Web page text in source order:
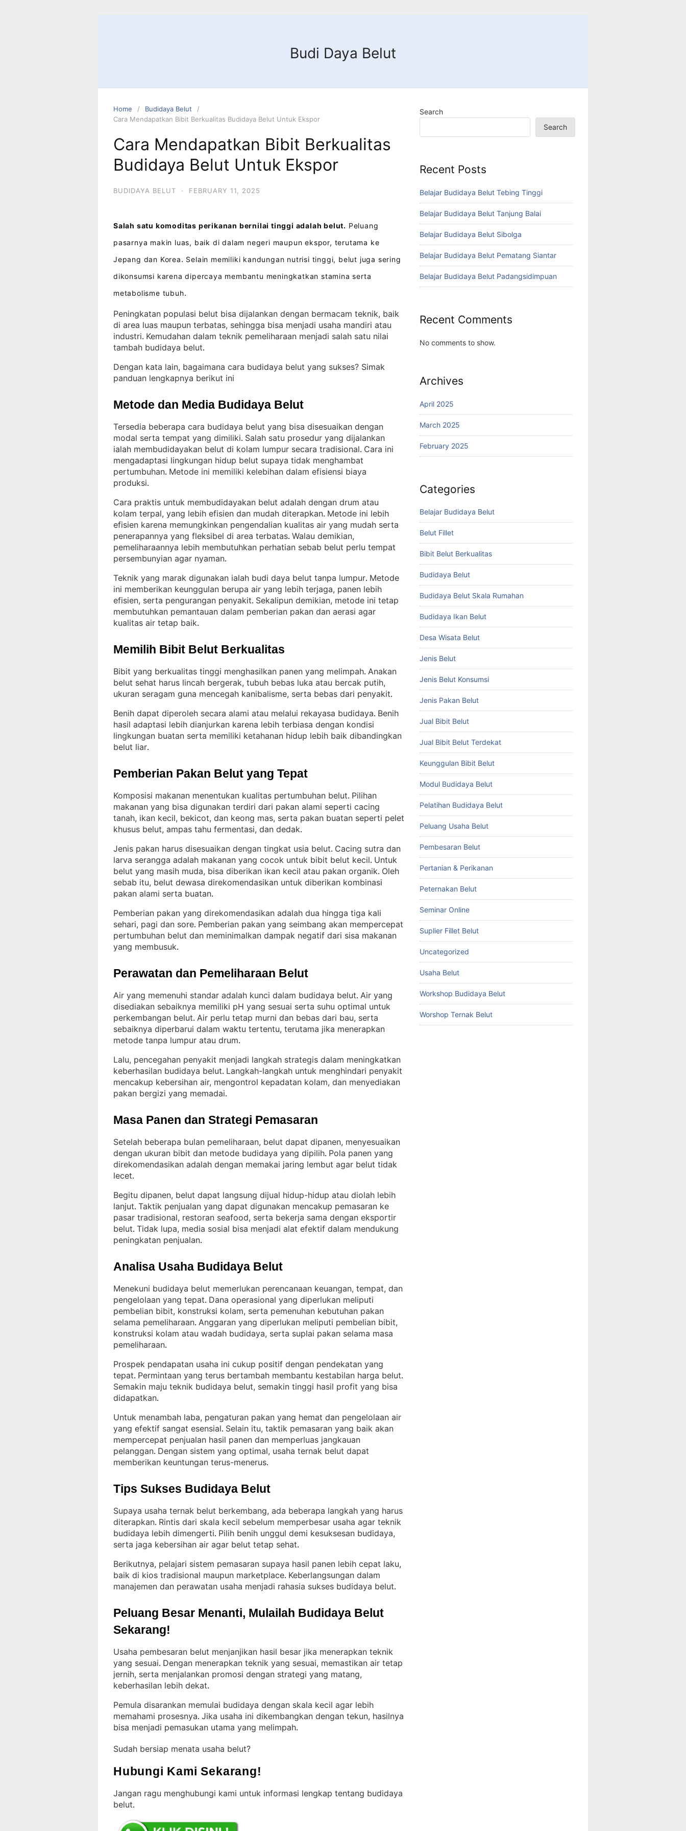
Budi Daya Belut
Home
Budidaya Belut
Cara Mendapatkan Bibit Berkualitas Budidaya Belut Untuk Ekspor
Cara Mendapatkan Bibit Berkualitas
Budidaya Belut Untuk Ekspor
BUDIDAYA BELUT · FEBRUARY 11, 2025
Salah satu komoditas perikanan bernilai tinggi adalah belut. Peluang
pasarnya makin luas, baik di dalam negeri maupun ekspor, terutama ke
Jepang dan Korea. Selain memiliki kandungan nutrisi tinggi, belut juga sering
dikonsumsi karena dipercaya membantu meningkatkan stamina serta
metabolisme tubuh.
Peningkatan populasi belut bisa dijalankan dengan bermacam teknik, baik
di area luas maupun terbatas, sehingga bisa menjadi usaha mandiri atau
industri. Kemudahan dalam teknik pemeliharaan menjadi salah satu nilai
tambah budidaya belut.
Dengan kata lain, bagaimana cara budidaya belut yang sukses? Simak
panduan lengkapnya berikut ini
Metode dan Media Budidaya Belut
Tersedia beberapa cara budidaya belut yang bisa disesuaikan dengan
modal serta tempat yang dimiliki. Salah satu prosedur yang dijalankan
ialah membudidayakan belut di kolam lumpur secara tradisional. Cara ini
mengadaptasi lingkungan hidup belut supaya tidak menghambat
pertumbuhan. Metode ini memiliki kelebihan dalam efisiensi biaya
produksi.
Cara praktis untuk membudidayakan belut adalah dengan drum atau
kolam terpal, yang lebih efisien dan mudah diterapkan. Metode ini lebih
efisien karena memungkinkan pengendalian kualitas air yang mudah serta
penerapannya yang fleksibel di area terbatas. Walau demikian,
pemeliharaannya lebih membutuhkan perhatian sebab belut perlu tempat
persembunyian agar nyaman.
Teknik yang marak digunakan ialah budi daya belut tanpa lumpur. Metode
ini memberikan keunggulan berupa air yang lebih terjaga, panen lebih
efisien, serta pengurangan penyakit. Sekalipun demikian, metode ini tetap
membutuhkan pemantauan dalam pemberian pakan dan aerasi agar
kualitas air tetap baik.
Memilih Bibit Belut Berkualitas
Bibit yang berkualitas tinggi menghasilkan panen yang melimpah. Anakan
belut sehat harus lincah bergerak, tubuh bebas luka atau bercak putih,
ukuran seragam guna mencegah kanibalisme, serta bebas dari penyakit.
Benih dapat diperoleh secara alami atau melalui rekayasa budidaya. Benih
hasil adaptasi lebih dianjurkan karena lebih terbiasa dengan kondisi
lingkungan buatan serta memiliki ketahanan hidup lebih baik dibandingkan
belut liar.
Pemberian Pakan Belut yang Tepat
Komposisi makanan menentukan kualitas pertumbuhan belut. Pilihan
makanan yang bisa digunakan terdiri dari pakan alami seperti cacing
tanah, ikan kecil, bekicot, dan keong mas, serta pakan buatan seperti pelet
khusus belut, ampas tahu fermentasi, dan dedak.
Jenis pakan harus disesuaikan dengan tingkat usia belut. Cacing sutra dan
larva serangga adalah makanan yang cocok untuk bibit belut kecil. Untuk
belut yang masih muda, bisa diberikan ikan kecil atau pakan organik. Oleh
sebab itu, belut dewasa direkomendasikan untuk diberikan kombinasi
pakan alami serta buatan.
Pemberian pakan yang direkomendasikan adalah dua hingga tiga kali
sehari, pagi dan sore. Pemberian pakan yang seimbang akan mempercepat
pertumbuhan belut dan meminimalkan dampak negatif dari sisa makanan
yang membusuk.
Perawatan dan Pemeliharaan Belut
Air yang memenuhi standar adalah kunci dalam budidaya belut. Air yang
disediakan sebaiknya memiliki pH yang sesuai serta suhu optimal untuk
perkembangan belut. Air perlu tetap murni dan bebas dari bau, serta
sebaiknya diperbarui dalam waktu tertentu, terutama jika menerapkan
metode tanpa lumpur atau drum.
Lalu, pencegahan penyakit menjadi langkah strategis dalam meningkatkan
keberhasilan budidaya belut. Langkah-langkah untuk menghindari penyakit
mencakup kebersihan air, mengontrol kepadatan kolam, dan menyediakan
pakan bergizi yang memadai.
Masa Panen dan Strategi Pemasaran
Setelah beberapa bulan pemeliharaan, belut dapat dipanen, menyesuaikan
dengan ukuran bibit dan metode budidaya yang dipilih. Pola panen yang
direkomendasikan adalah dengan memakai jaring lembut agar belut tidak
lecet.
Begitu dipanen, belut dapat langsung dijual hidup-hidup atau diolah lebih
lanjut. Taktik penjualan yang dapat digunakan mencakup pemasaran ke
pasar tradisional, restoran seafood, serta bekerja sama dengan eksportir
belut. Tidak lupa, media sosial bisa menjadi alat efektif dalam mendukung
peningkatan penjualan.
Analisa Usaha Budidaya Belut
Menekuni budidaya belut memerlukan perencanaan keuangan, tempat, dan
pengelolaan yang tepat. Dana operasional yang diperlukan meliputi
pembelian bibit, konstruksi kolam, serta pemenuhan kebutuhan pakan
selama pemeliharaan. Anggaran yang diperlukan meliputi pembelian bibit,
konstruksi kolam atau wadah budidaya, serta suplai pakan selama masa
pemeliharaan.
Prospek pendapatan usaha ini cukup positif dengan pendekatan yang
tepat. Permintaan yang terus bertambah membantu kestabilan harga belut
Semakin maju teknik budidaya belut, semakin tinggi hasil profit yang bisa
didapatkan.
Untuk menambah laba, pengaturan pakan yang hemat dan pengelolaan air
yang efektif sangat esensial. Selain itu, taktik pemasaran yang baik akan
mempercepat penjualan hasil panen dan memperluas jangkauan
pelanggan. Dengan sistem yang optimal, usaha ternak belut dapat
memberikan keuntungan terus-menerus.
Tips Sukses Budidaya Belut
Supaya usaha ternak belut berkembang, ada beberapa langkah yang harus
diterapkan. Rintis dari skala kecil sebelum memperbesar usaha agar teknik
budidaya lebih dimengerti. Pilih benih unggul demi kesuksesan budidaya,
serta jaga kebersihan air agar belut tetap sehat.
Berikutnya, pelajari sistem pemasaran supaya hasil panen lebih cepat laku,
baik di kios tradisional maupun marketplace. Keberlangsungan dalam
manajemen dan perawatan usaha menjadi rahasia sukses budidaya belut.
Peluang Besar Menanti, Mulailah Budidaya Belut
Sekarang!
Usaha pembesaran belut menjanjikan hasil besar jika menerapkan teknik
yang sesuai. Dengan menerapkan teknik yang sesuai, memastikan air tetap
jernih, serta menjalankan promosi dengan strategi yang matang,
keberhasilan lebih dekat.
Pemula disarankan memulai budidaya dengan skala kecil agar lebih
memahami prosesnya. Jika usaha ini dikembangkan dengan tekun, hasilnya
bisa menjadi pemasukan utama yang melimpah.
Sudah bersiap menata usaha belut?
Hubungi Kami Sekarang!
Jangan ragu menghubungi kami untuk informasi lengkap tentang budidaya
belut.
Search
Search
Recent Posts
Belajar Budidaya Belut Tebing Tinggi
Belajar Budidaya Belut Tanjung Balai
Belajar Budidaya Belut Sibolga
Belajar Budidaya Belut Pematang Siantar
Belajar Budidaya Belut Padangsidimpuan
Recent Comments
No comments to show.
Archives
April 2025
March 2025
February 2025
Categories
Belajar Budidaya Belut
Belut Fillet
Bibit Belut Berkualitas
Budidaya Belut
Budidaya Belut Skala Rumahan
Budidaya Ikan Belut
Desa Wisata Belut
Jenis Belut
Jenis Belut Konsumsi
Jenis Pakan Belut
Jual Bibit Belut
Jual Bibit Belut Terdekat
Keunggulan Bibit Belut
Modul Budidaya Belut
Pelatihan Budidaya Belut
Peluang Usaha Belut
Pembesaran Belut
Pertanian & Perikanan
Peternakan Belut
Seminar Online
Suplier Fillet Belut
Uncategorized
Usaha Belut
Workshop Budidaya Belut
Worshop Ternak Belut